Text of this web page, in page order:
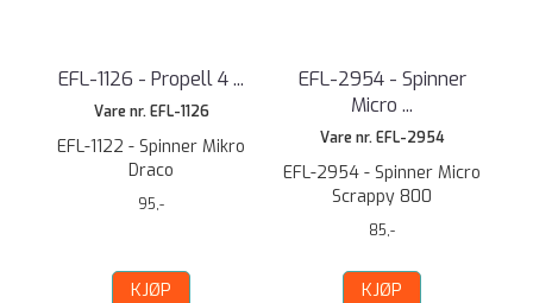
EFL-1126 - Propell 4 ...
Vare nr. EFL-1126
EFL-1122 - Spinner Mikro
Draco
95,-
KJØP
EFL-2954 - Spinner
Micro ...
Vare nr. EFL-2954
EFL-2954 - Spinner Micro
Scrappy 800
85,-
KJØP